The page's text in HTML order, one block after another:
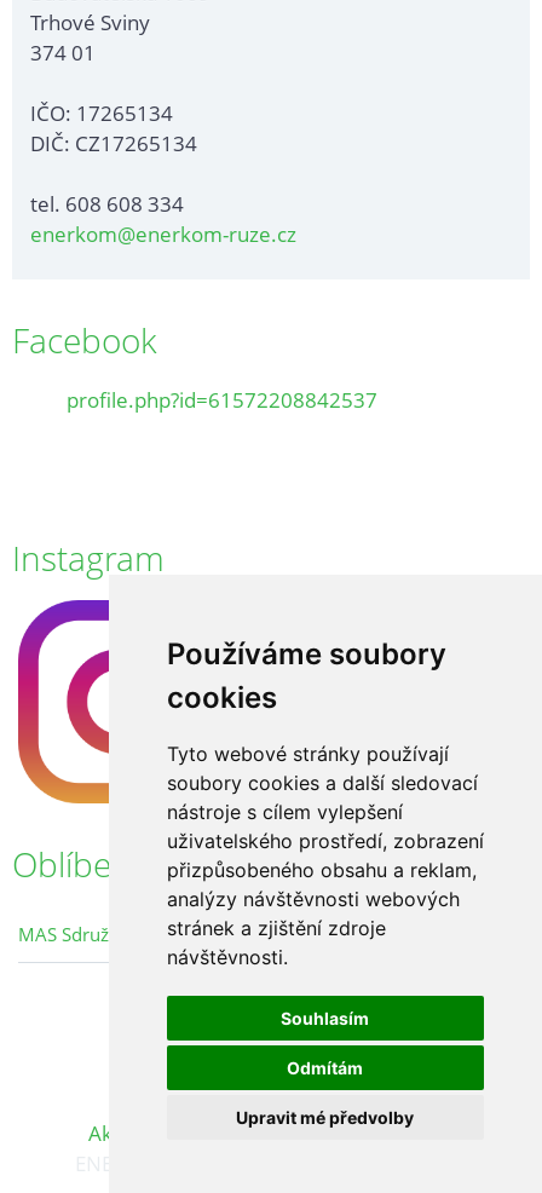
Používáme soubory
cookies
Tyto webové stránky používají
soubory cookies a další sledovací
nástroje s cílem vylepšení
uživatelského prostředí, zobrazení
přizpůsobeného obsahu a reklam,
analýzy návštěvnosti webových
stránek a zjištění zdroje
návštěvnosti.
Souhlasím
Odmítám
Upravit mé předvolby
Trhové Sviny
374 01
IČO: 17265134
DIČ: CZ17265134
tel. 608 608 334
enerkom@enerkom-ruze.cz
Facebook
profile.php?id=61572208842537
Instagram
Oblíbené odkazy
MAS Sdružení Růže
Aktualizujte předvolby souborů cookie.